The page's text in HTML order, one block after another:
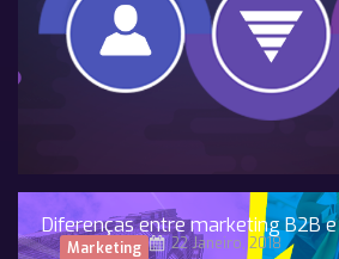
Diferenças entre marketing B2B
Marketing 22 Janeiro, 2018